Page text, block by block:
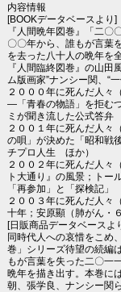
内容情報
[BOOKデータベースより]
『人間晩年図巻』「二〇
〇〇年から、誰もが言葉
を去った八十人の晩年を
『人間臨終図巻』の山田
ム版画家”ナンシー関、“
２０００年に死んだ人々
―「青春の物語」を拒む
ミが聞き流した公式答弁
２００１年に死んだ人々
の唄」が決めた「昭和戦
チプロ人生 ほか）
２００２年に死んだ人々
ト大通り』の風景；ト
「再参加」と「探検記」
２００３年に死んだ人々
十年；安原顯（肺がん・
[日販商品データベースよ
同時代人への哀惜をこめ
巻」シリーズ待望の続編
もが言葉を失った二〇一
晩年を描き出す。本巻に
朝、張学良、ナンシー関